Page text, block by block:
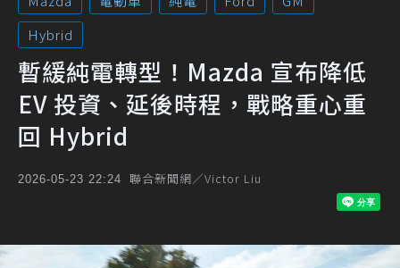
Hybrid
暫緩純電轉型！Mazda 宣布降低
EV 投資、延後時程，戰略重心重
回 Hybrid
2026-05-23 22:24 聯合新聞網／Victor Liu